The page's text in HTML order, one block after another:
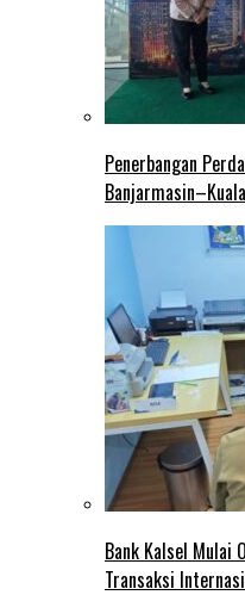
Penerbangan
Bank Kalsel Mulai
Transaksi